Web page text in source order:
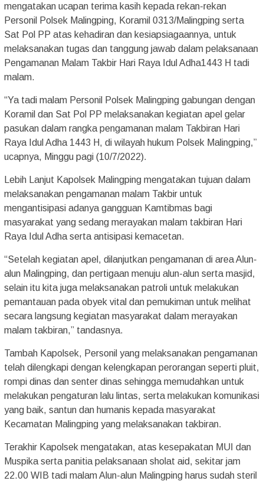
mengatakan ucapan terima kasih kepada rekan-rekan
Personil Polsek Malingping, Koramil 0313/Malingping serta
Sat Pol PP atas kehadiran dan kesiapsiagaannya, untuk
melaksanakan tugas dan tanggung jawab dalam pelaksanaan
Pengamanan Malam Takbir Hari Raya Idul Adha1443 H tadi
malam.
“Ya tadi malam Personil Polsek Malingping gabungan dengan
Koramil dan Sat Pol PP melaksanakan kegiatan apel gelar
pasukan dalam rangka pengamanan malam Takbiran Hari
Raya Idul Adha 1443 H, di wilayah hukum Polsek Malingping,”
ucapnya, Minggu pagi (10/7/2022).
Lebih Lanjut Kapolsek Malingping mengatakan tujuan dalam
melaksanakan pengamanan malam Takbir untuk
mengantisipasi adanya gangguan Kamtibmas bagi
masyarakat yang sedang merayakan malam takbiran Hari
Raya Idul Adha serta antisipasi kemacetan.
“Setelah kegiatan apel, dilanjutkan pengamanan di area Alun-
alun Malingping, dan pertigaan menuju alun-alun serta masjid,
selain itu kita juga melaksanakan patroli untuk melakukan
pemantauan pada obyek vital dan pemukiman untuk melihat
secara langsung kegiatan masyarakat dalam merayakan
malam takbiran,” tandasnya.
Tambah Kapolsek, Personil yang melaksanakan pengamanan
telah dilengkapi dengan kelengkapan perorangan seperti pluit,
rompi dinas dan senter dinas sehingga memudahkan untuk
melakukan pengaturan lalu lintas, serta melakukan komunikasi
yang baik, santun dan humanis kepada masyarakat
Kecamatan Malingping yang melaksanakan takbiran.
Terakhir Kapolsek mengatakan, atas kesepakatan MUI dan
Muspika serta panitia pelaksanaan sholat aid, sekitar jam
22.00 WIB tadi malam Alun-alun Malingping harus sudah steril